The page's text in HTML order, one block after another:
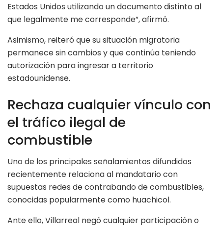
Estados Unidos utilizando un documento distinto al
que legalmente me corresponde”, afirmó.
Asimismo, reiteró que su situación migratoria
permanece sin cambios y que continúa teniendo
autorización para ingresar a territorio
estadounidense.
Rechaza cualquier vínculo con
el tráfico ilegal de
combustible
Uno de los principales señalamientos difundidos
recientemente relaciona al mandatario con
supuestas redes de contrabando de combustibles,
conocidas popularmente como huachicol.
Ante ello, Villarreal negó cualquier participación o